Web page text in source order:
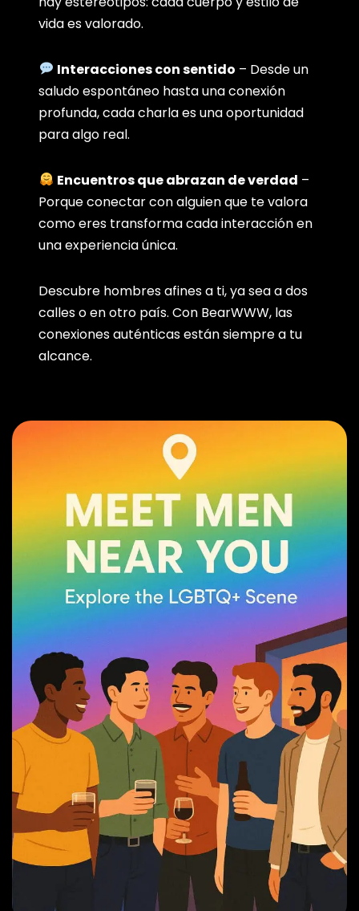
vida es valorado.
Interacciones con sentido – Desde un
saludo espontáneo hasta una conexión
profunda, cada charla es una oportunidad
para algo real.
Encuentros que abrazan de verdad –
Porque conectar con alguien que te valora
como eres transforma cada interacción en
una experiencia única.
Descubre hombres afines a ti, ya sea a dos
calles o en otro país. Con BearWWW, las
conexiones auténticas están siempre a tu
alcance.